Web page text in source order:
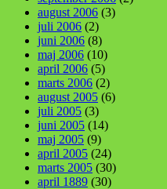
august 2006 (3)
juli 2006 (2)
juni 2006 (8)
maj 2006 (10)
april 2006 (5)
marts 2006 (2)
august 2005 (6)
juli 2005 (3)
juni 2005 (14)
maj 2005 (9)
april 2005 (24)
marts 2005 (30)
april 1889 (30)